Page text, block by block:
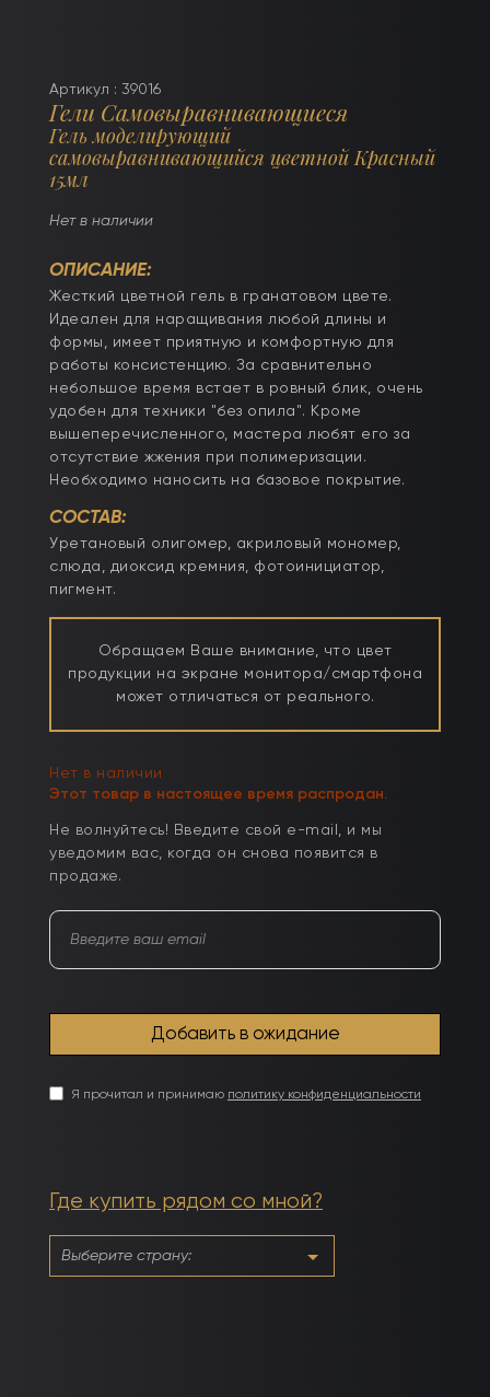
Артикул : 39016
Гели Самовыравнивающиеся
Гель моделирующий
самовыравнивающийся цветной Красный
15мл
Нет в наличии
ОПИСАНИЕ:
Жесткий цветной гель в гранатовом цвете.
Идеален для наращивания любой длины и
формы, имеет приятную и комфортную для
работы консистенцию. За сравнительно
небольшое время встает в ровный блик, очень
удобен для техники "без опила". Кроме
вышеперечисленного, мастера любят его за
отсутствие жжения при полимеризации.
Необходимо наносить на базовое покрытие.
СОСТАВ:
Уретановый олигомер, акриловый мономер,
слюда, диоксид кремния, фотоинициатор,
пигмент.
Обращаем Ваше внимание, что цвет
продукции на экране монитора/смартфона
может отличаться от реального.
Нет в наличии
Этот товар в настоящее время распродан.
Не волнуйтесь! Введите свой e-mail, и мы
уведомим вас, когда он снова появится в
продаже.
Я прочитал и принимаю политику конфиденциальности
Где купить рядом со мной?